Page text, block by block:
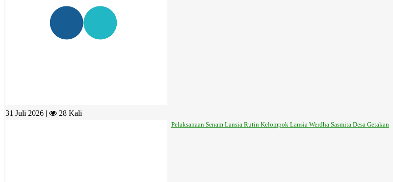
31 Juli 2026 | 28 Kali
Pelaksanaan Senam Lansia Rutin Kelompok Lansia Werdha Sasmita Desa Getakan